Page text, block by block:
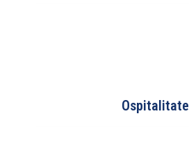
Ospitalitate